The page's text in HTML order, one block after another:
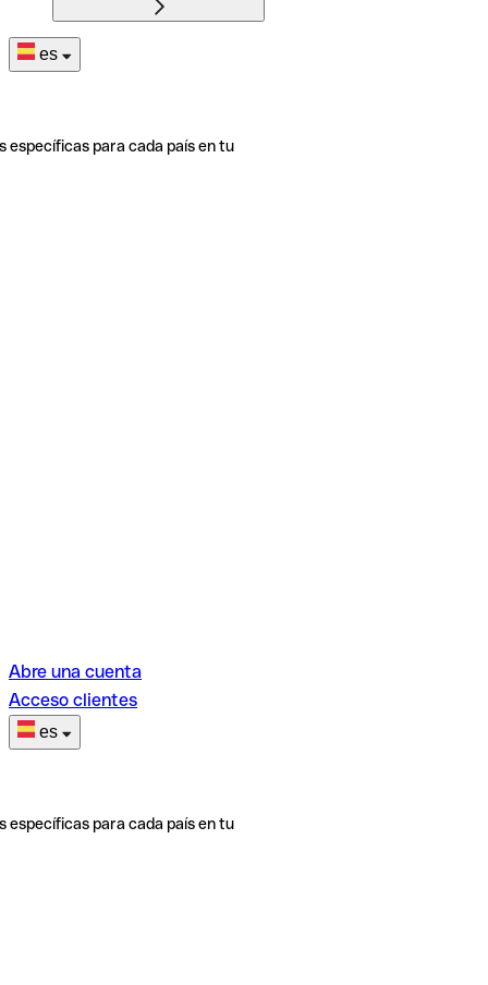
es
específicas para cada país en tu
Abre una cuenta
Acceso clientes
es
específicas para cada país en tu